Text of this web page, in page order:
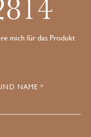
mich für das Produkt
NAME *